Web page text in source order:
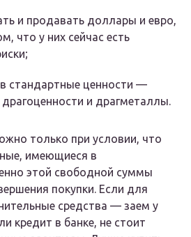
и продавать доллары и евро,
что у них сейчас есть
стандартные ценности —
и драгметаллы.
только при условии, что
имеющиеся в
этой свободной суммы
покупки. Если для
средства — заем у
кредит в банке, не стоит